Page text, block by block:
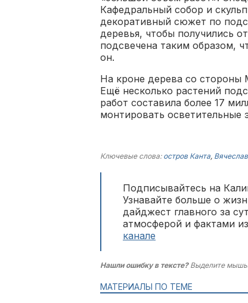
Кафедральный собор и
декоративный сюжет по
деревья, чтобы получились
подсвечена таким образом,
он.
На кроне дерева со стороны
Ещё несколько растений
работ составила более 17
монтировать осветительные
Ключевые слова: остров Канта,
Подписывайтесь на
Узнавайте больше о
дайджест главного за
атмосферой и фактами
канале
Нашли ошибку в тексте?Выделите
МАТЕРИАЛЫ ПО ТЕМЕ